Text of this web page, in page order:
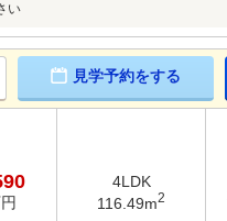
い
見学予約をする
4LDK
116.49m2